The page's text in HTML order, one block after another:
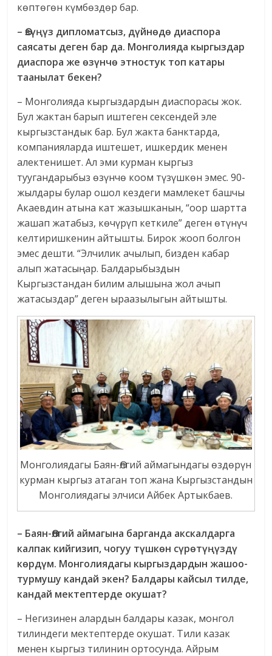
көптөгөн күмбөздөр бар.
– Өзүңүз дипломатсыз, дүйнөдө диаспора
саясаты деген бар да. Монголияда кыргыздар
диаспора же өзүнчө этностук топ катары
таанылат бекен?
– Монголияда кыргыздардын диаспорасы жок.
Бул жактан барып иштеген сексендей эле
кыргызстандык бар. Бул жакта банктарда,
компанияларда иштешет, ишкердик менен
алектенишет. Ал эми курман кыргыз
туугандарыбыз өзүнчө коом түзүшкөн эмес. 90-
жылдары булар ошол кездеги мамлекет башчы
Акаевдин атына кат жазышканын, “оор шартта
жашап жатабыз, көчүрүп кеткиле” деген өтүнүч
келтиришкенин айтышты. Бирок жооп болгон
эмес дешти. “Элчилик ачылып, бизден кабар
алып жатасыңар. Балдарыбыздын
Кыргызстандан билим алышына жол ачып
жатасыздар” деген ыраазылыгын айтышты.
Монголиядагы Баян-Өлгий аймагындагы өздөрүн
курман кыргыз атаган топ жана Кыргызстандын
Монголиядагы элчиси Айбек Артыкбаев.
– Баян-Өлгий аймагына барганда акскалдарга
калпак кийгизип, чогуу түшкөн сүрөтүңүздү
көрдүм. Монголиядагы кыргыздардын жашоо-
турмушу кандай экен? Балдары кайсыл тилде,
кандай мектептерде окушат?
– Негизинен алардын балдары казак, монгол
тилиндеги мектептерде окушат. Тили казак
менен кыргыз тилинин ортосунда. Айрым